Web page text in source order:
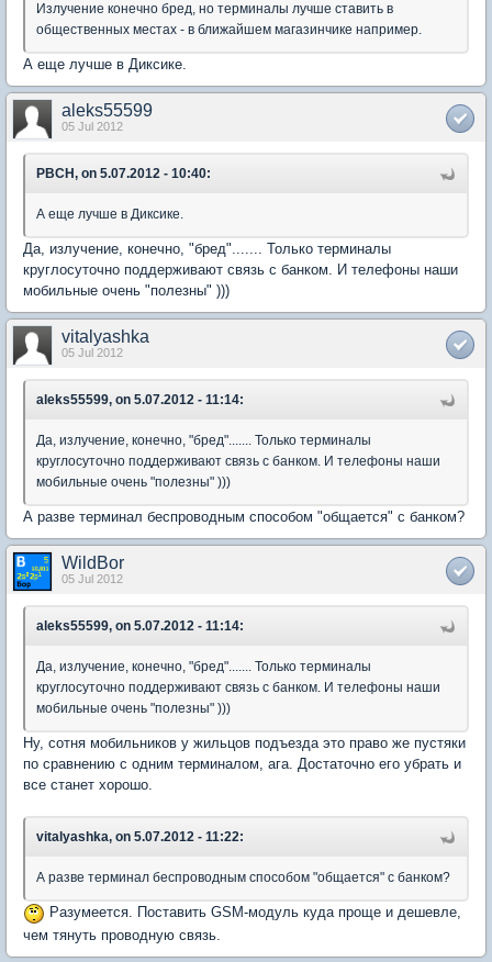
Излучение конечно бред, но терминалы лучше ставить в
общественных местах - в ближайшем магазинчике например.
А еще лучше в Диксике.
aleks55599
05 Jul 2012
PBCH, on 5.07.2012 - 10:40:
А еще лучше в Диксике.
Да, излучение, конечно, "бред"....... Только терминалы
круглосуточно поддерживают связь с банком. И телефоны наши
мобильные очень "полезны" )))
vitalyashka
05 Jul 2012
aleks55599, on 5.07.2012 - 11:14:
Да, излучение, конечно, "бред"....... Только терминалы
круглосуточно поддерживают связь с банком. И телефоны наши
мобильные очень "полезны" )))
А разве терминал беспроводным способом "общается" с банком?
WildBor
05 Jul 2012
aleks55599, on 5.07.2012 - 11:14:
Да, излучение, конечно, "бред"....... Только терминалы
круглосуточно поддерживают связь с банком. И телефоны наши
мобильные очень "полезны" )))
Ну, сотня мобильников у жильцов подъезда это право же пустяки
по сравнению с одним терминалом, ага. Достаточно его убрать и
все станет хорошо.
vitalyashka, on 5.07.2012 - 11:22:
А разве терминал беспроводным способом "общается" с банком?
Разумеется. Поставить GSM-модуль куда проще и дешевле,
чем тянуть проводную связь.